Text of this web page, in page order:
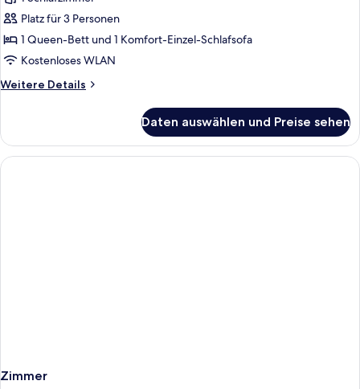
anzeigen
Platz für 3 Personen
1 Queen-Bett und 1 Komfort-Einzel-Schlafsofa
Kostenloses WLAN
Weitere Details
Weitere
Suite
Daten auswählen und Preise sehen
Zimmer